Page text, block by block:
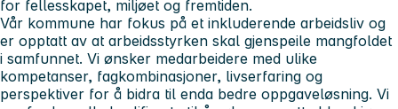
for fellesskapet, miljøet og fremtiden.
Vår kommune har fokus på et inkluderende arbeidsliv og
er opptatt av at arbeidsstyrken skal gjenspeile mangfoldet
i samfunnet. Vi ønsker medarbeidere med ulike
kompetanser, fagkombinasjoner, livserfaring og
perspektiver for å bidra til enda bedre oppgaveløsning. Vi